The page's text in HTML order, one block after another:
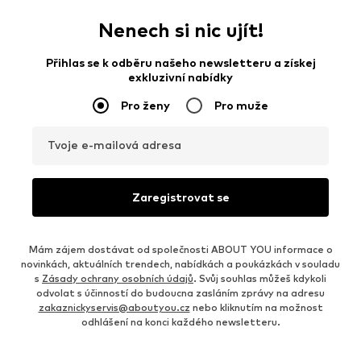
Nenech si nic ujít!
Přihlas se k odběru našeho newsletteru a získej
exkluzivní nabídky
Pro ženy Pro muže
Tvoje e-mailová adresa
Zaregistrovat se
Mám zájem dostávat od společnosti ABOUT YOU informace o
novinkách, aktuálních trendech, nabídkách a poukázkách v souladu
s Zásady ochrany osobních údajů. Svůj souhlas můžeš kdykoli
odvolat s účinností do budoucna zasláním zprávy na adresu
zakaznickyservis@aboutyou.cz nebo kliknutím na možnost
odhlášení na konci každého newsletteru.